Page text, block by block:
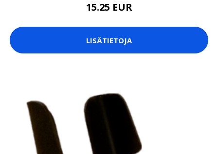
15.25 EUR
LISÄTIETOJA